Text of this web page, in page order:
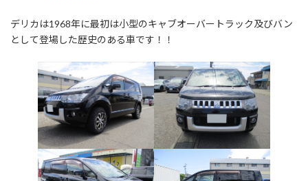
デリカは1968年に最初は小型のキャブオーバートラック及びバン
として登場した歴史のある車です！！